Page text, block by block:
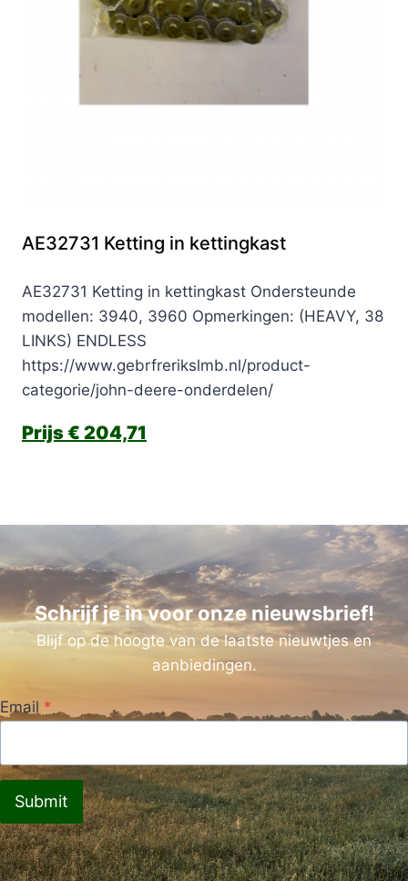
AE32731 Ketting in kettingkast
AE32731 Ketting in kettingkast Ondersteunde
modellen: 3940, 3960 Opmerkingen: (HEAVY, 38
LINKS) ENDLESS
https://www.gebrfrerikslmb.nl/product-
categorie/john-deere-onderdelen/
€ 204,71
Schrijf je in voor onze nieuwsbrief!
Blijf op de hoogte van de laatste nieuwtjes en
aanbiedingen.
Email *
Submit